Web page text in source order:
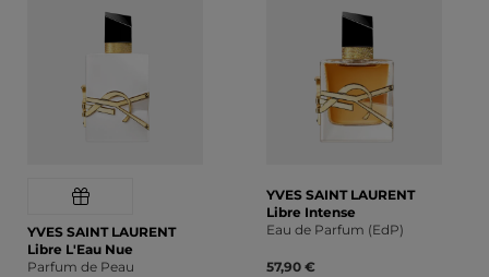
YVES SAINT LAURENT
Libre L'Eau Nue
Parfum de Peau
YVES SAINT LAURENT
Libre Intense
Eau de Parfum (EdP)
57,90 €